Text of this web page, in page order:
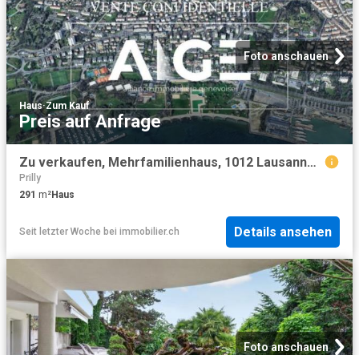
Foto anschauen
Haus·Zum Kauf
Preis auf Anfrage
Zu verkaufen, Mehrfamilienhaus, 1012 Lausanne, Réf 5609
Prilly
291 m²Haus
Seit letzter Woche bei immobilier.ch Details ansehen
Foto anschauen